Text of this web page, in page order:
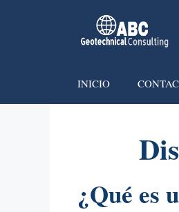
INICIO
¿Qué es